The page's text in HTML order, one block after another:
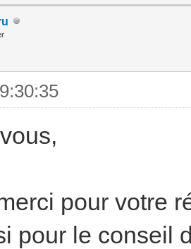
pour votre
pour le conseil